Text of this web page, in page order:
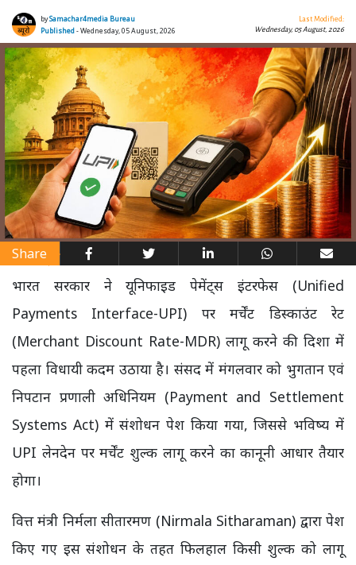
bySamachar4media Bureau
Published- Wednesday, 05 August, 2026
Last Modified:
Wednesday, 05 August, 2026
Share
भारत सरकार ने यूनिफाइड पेमेंट्स इंटरफेस (Unified
Payments Interface-UPI) पर मर्चेंट डिस्काउंट रेट
(Merchant Discount Rate-MDR) लागू करने की दिशा में
पहला विधायी कदम उठाया है। संसद में मंगलवार को भुगतान एवं
निपटान प्रणाली अधिनियम (Payment and Settlement
Systems Act) में संशोधन पेश किया गया, जिससे भविष्य में
UPI लेनदेन पर मर्चेंट शुल्क लागू करने का कानूनी आधार तैयार
होगा।
वित्त मंत्री निर्मला सीतारमण (Nirmala Sitharaman) द्वारा पेश
किए गए इस संशोधन के तहत फिलहाल किसी शुल्क को लागू